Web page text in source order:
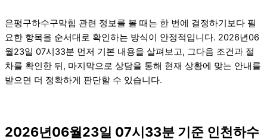
은평구하수구막힘 관련 정보를 볼 때는 한 번에 결정하기보다 필
요한 항목을 순서대로 확인하는 방식이 안정적입니다. 2026년06
월23일 07시33분 먼저 기본 내용을 살펴보고, 그다음 조건과 절
차를 확인한 뒤, 마지막으로 상담을 통해 현재 상황에 맞는 안내를
받으면 더 정확하게 판단할 수 있습니다.
2026년06월23일 07시33분 기준 인천하수